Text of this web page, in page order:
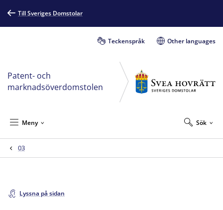
Till Sveriges Domstolar
Teckenspråk Other languages
Patent- och
marknadsöverdomstolen
Sök
Meny
03
Lyssna på sidan